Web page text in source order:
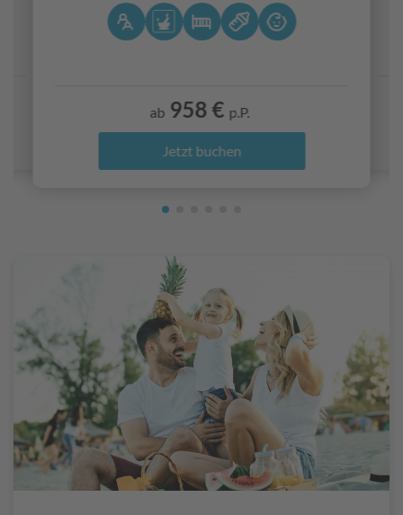
ab 958 € p.P.
Jetzt buchen